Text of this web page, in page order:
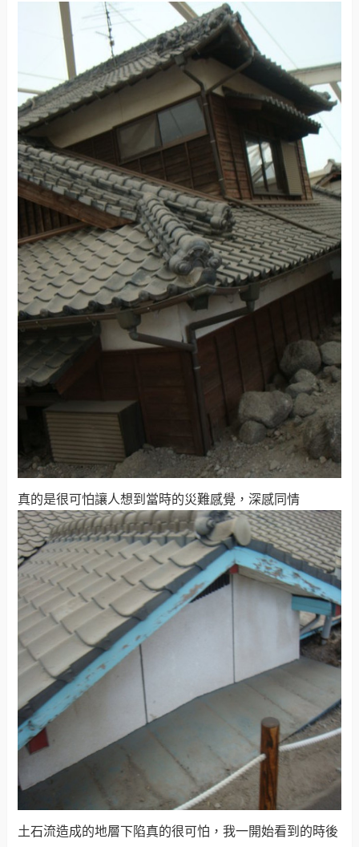
真的是很可怕讓人想到當時的災難感覺，深感同情
土石流造成的地層下陷真的很可怕，我一開始看到的時後